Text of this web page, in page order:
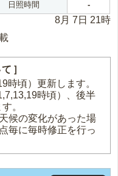
日照時間 -
8月 7日 21時
］
時頃）更新します。
時頃）、後半
。
候の変化があった場
毎に毎時修正を行っ